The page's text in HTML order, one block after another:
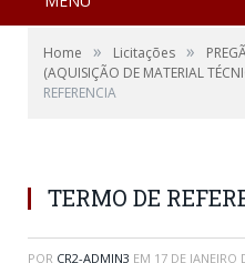
Home » Licitações »
(AQUISIÇÃO DE MATERIAL
REFERENCIA
TERMO DE
POR CR2-ADMIN3 EM 17 DE JANEIRO